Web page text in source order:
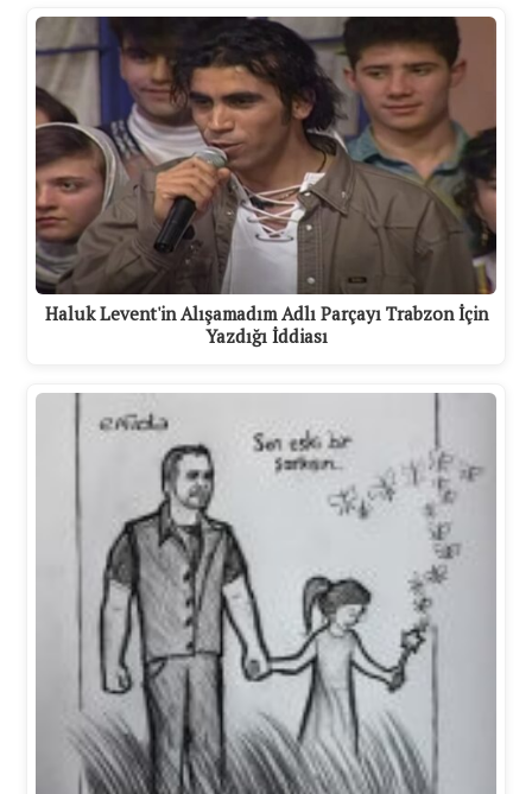
Haluk Levent'in Alışamadım Adlı Parçayı Trabzon İçin
Yazdığı İddiası